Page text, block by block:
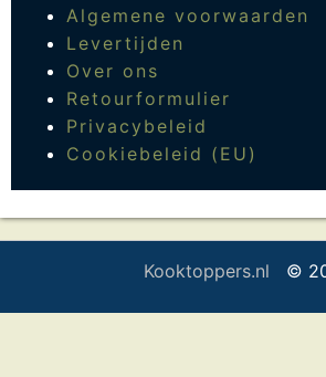
Algemene voorwaarden
Levertijden
Over ons
Retourformulier
Privacybeleid
Cookiebeleid (EU)
Kooktoppers.nl ©